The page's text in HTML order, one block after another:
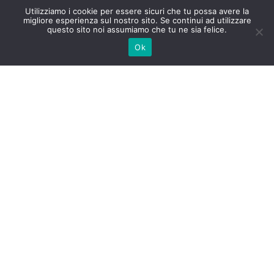
Utilizziamo i cookie per essere sicuri che tu possa avere la
migliore esperienza sul nostro sito. Se continui ad utilizzare
questo sito noi assumiamo che tu ne sia felice.
Ok